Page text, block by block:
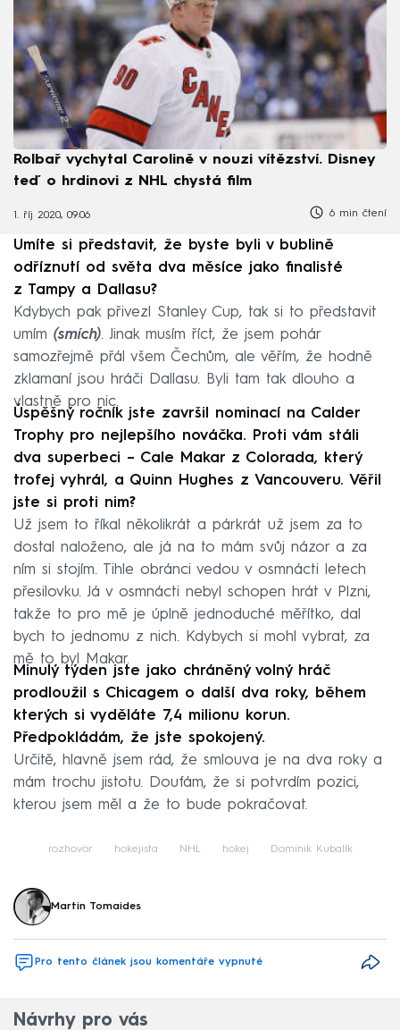
Rolbař vychytal Carolině v nouzi vítězství. Disney
teď o hrdinovi z NHL chystá film
1. říj 2020, 09:06 6 min čtení
Umíte si představit, že byste byli v bublině
odříznutí od světa dva měsíce jako finalisté
z Tampy a Dallasu?
Kdybych pak přivezl Stanley Cup, tak si to představit
umím (smích). Jinak musím říct, že jsem pohár
samozřejmě přál všem Čechům, ale věřím, že hodně
zklamaní jsou hráči Dallasu. Byli tam tak dlouho a
vlastně pro nic.
Úspěšný ročník jste završil nominací na Calder
Trophy pro nejlepšího nováčka. Proti vám stáli
dva superbeci – Cale Makar z Colorada, který
trofej vyhrál, a Quinn Hughes z Vancouveru. Věřil
jste si proti nim?
Už jsem to říkal několikrát a párkrát už jsem za to
dostal naloženo, ale já na to mám svůj názor a za
ním si stojím. Tihle obránci vedou v osmnácti letech
přesilovku. Já v osmnácti nebyl schopen hrát v Plzni,
takže to pro mě je úplně jednoduché měřítko, dal
bych to jednomu z nich. Kdybych si mohl vybrat, za
mě to byl Makar.
Minulý týden jste jako chráněný volný hráč
prodloužil s Chicagem o další dva roky, během
kterých si vyděláte 7,4 milionu korun.
Předpokládám, že jste spokojený.
Určitě, hlavně jsem rád, že smlouva je na dva roky a
mám trochu jistotu. Doufám, že si potvrdím pozici,
kterou jsem měl a že to bude pokračovat.
rozhovor hokejista NHL hokej Dominik Kubalík
Martin Tomaides
Pro tento článek jsou komentáře vypnuté
Návrhy pro vás